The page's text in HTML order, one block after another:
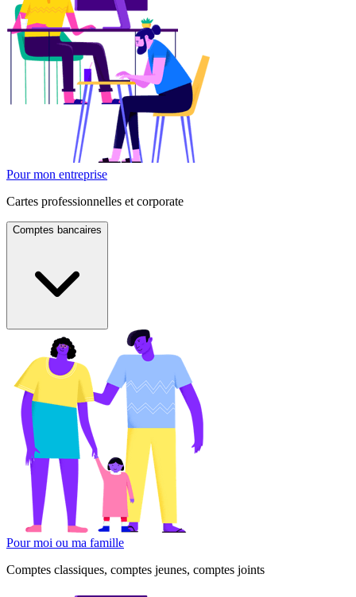
Pour mon entreprise
Cartes professionnelles et corporate
Comptes bancaires
Pour moi ou ma famille
Comptes classiques, comptes jeunes, comptes joints